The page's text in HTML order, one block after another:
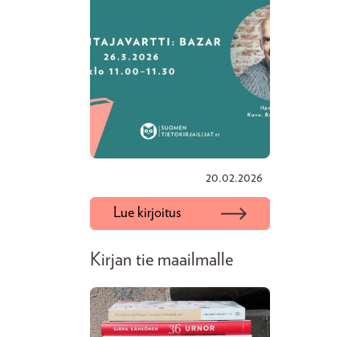
20.02.2026
Lue kirjoitus
Kirjan tie maailmalle